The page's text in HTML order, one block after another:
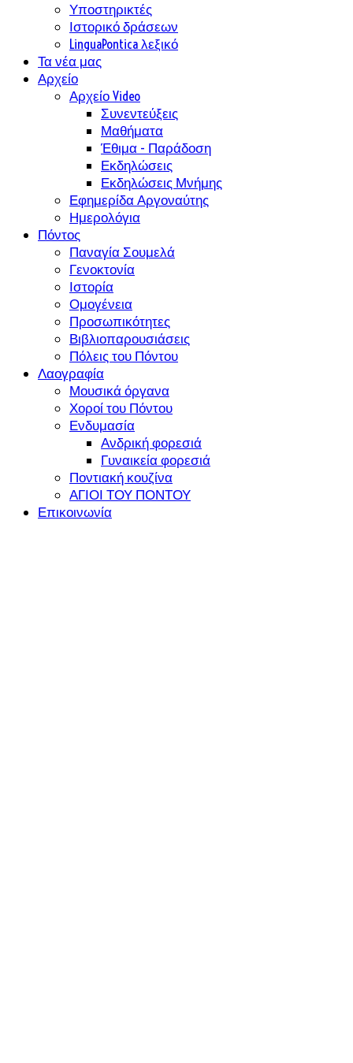
Υποστηρικτές
Ιστορικό δράσεων
LinguaPontica λεξικό
Τα νέα μας
Αρχείο
Αρχείο Video
Συνεντεύξεις
Μαθήματα
Έθιμα - Παράδοση
Εκδηλώσεις
Εκδηλώσεις Μνήμης
Εφημερίδα Αργοναύτης
Ημερολόγια
Πόντος
Παναγία Σουμελά
Γενοκτονία
Ιστορία
Ομογένεια
Προσωπικότητες
Βιβλιοπαρουσιάσεις
Πόλεις του Πόντου
Λαογραφία
Μουσικά όργανα
Χοροί του Πόντου
Ενδυμασία
Ανδρική φορεσιά
Γυναικεία φορεσιά
Ποντιακή κουζίνα
ΑΓΙΟΙ ΤΟΥ ΠΟΝΤΟΥ
Επικοινωνία